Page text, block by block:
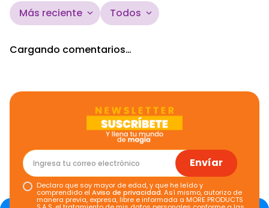
Más reciente Todos
Cargando comentarios…
Envíar
Declaro que soy mayor de edad, y que he leído y
comprendido elAviso de privacidad. Así mismo, autorizo de
manera previa, expresa, libre e informada a MORE PRODUCTS